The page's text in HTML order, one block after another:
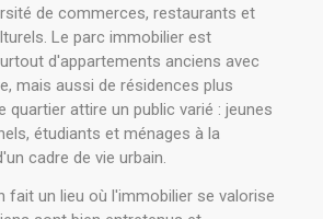
de commerces, restaurants et
Le parc immobilier est
d'appartements anciens avec
mais aussi de résidences plus
quartier attire un public varié : jeunes
étudiants et ménages à la
cadre de vie urbain.
fait un lieu où l'immobilier se valorise